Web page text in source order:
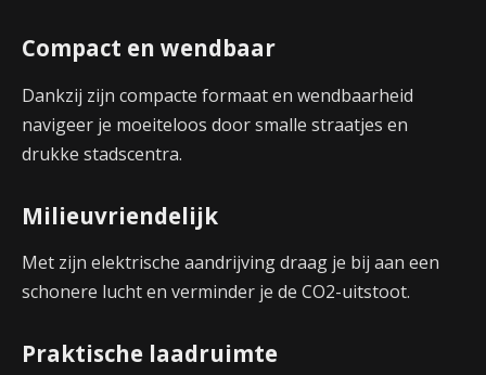
Compact en wendbaar
Dankzij zijn compacte formaat en wendbaarheid
navigeer je moeiteloos door smalle straatjes en
drukke stadscentra.
Milieuvriendelijk
Met zijn elektrische aandrijving draag je bij aan een
schonere lucht en verminder je de CO2-uitstoot.
Praktische laadruimte